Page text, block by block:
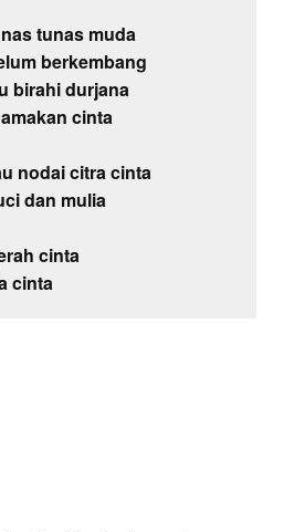
tunas muda
berkembang
birahi durjana
cinta
nodai citra cinta
dan mulia
cinta
cinta